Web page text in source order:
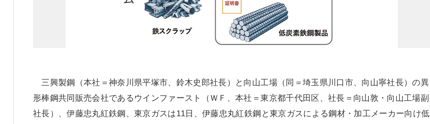
三興製鋼（本社＝神奈川県平塚市、鈴木史郎社長）と向山工場（同＝埼玉県川口市、向山寧社長）の異
形棒鋼共同販売会社であるウインファースト（ＷＦ、本社＝東京都千代田区、社長＝向山敦・向山工場副
社長）、伊藤忠丸紅鉄鋼、東京ガスは11日、伊藤忠丸紅鉄鋼と東京ガスによる鋼材・加工メーカー向け低